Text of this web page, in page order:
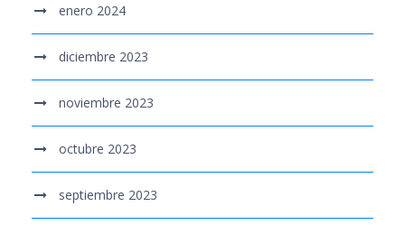
enero 2024
diciembre 2023
noviembre 2023
octubre 2023
septiembre 2023